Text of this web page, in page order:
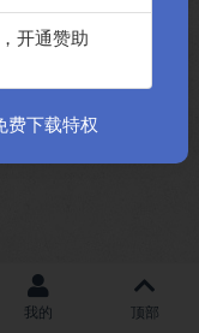
我的 顶部
开通赞助
费下载特权